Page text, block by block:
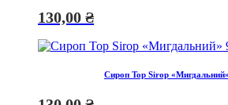
130,00 ₴
Сироп Top Sirop